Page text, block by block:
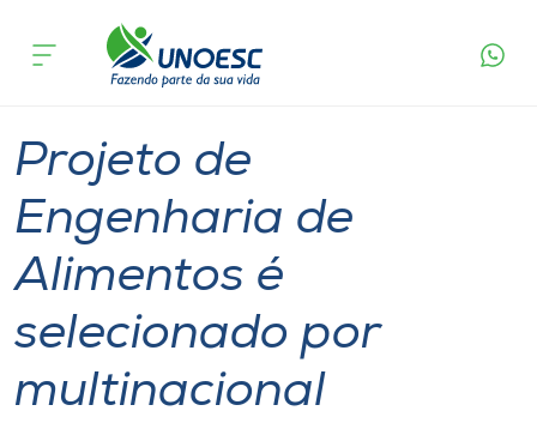
Cursos
Pesquisa
Atendimento ao Estudante
Portal de Ensino
acontece
Projeto de
Engenharia de
Alimentos é
selecionado por
multinacional